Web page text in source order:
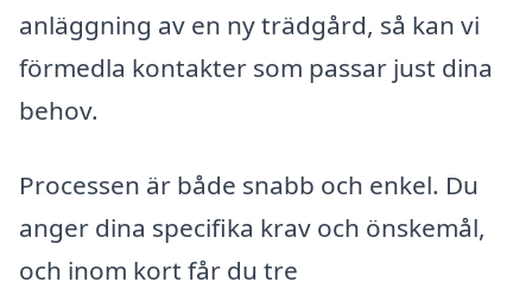
anläggning av en ny trädgård, så kan vi
förmedla kontakter som passar just dina
behov.
Processen är både snabb och enkel. Du
anger dina specifika krav och önskemål,
och inom kort får du tre